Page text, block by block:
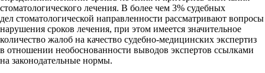
стоматологического лечения. В более чем 3% судебных
дел стоматологической направленности рассматривают вопросы
нарушения сроков лечения, при этом имеется значительное
количество жалоб на качество судебно-медицинских экспертиз
в отношении необоснованности выводов экспертов ссылками
на законодательные нормы.